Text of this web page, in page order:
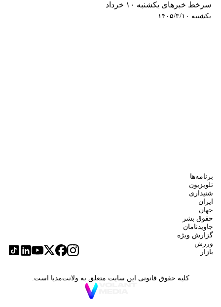
سرخط خبرهای یکشنبه ۱۰ خرداد
یکشنبه ۱۴۰۵/۳/۱۰
برنامه‌ها
تلویزیون
شنیداری
ایران
جهان
حقوق بشر
جاویدنامان
گزارش ویژه
ورزش
بازار
کلیه حقوق قانونی این سایت متعلق به ولانت‌مدیا است.